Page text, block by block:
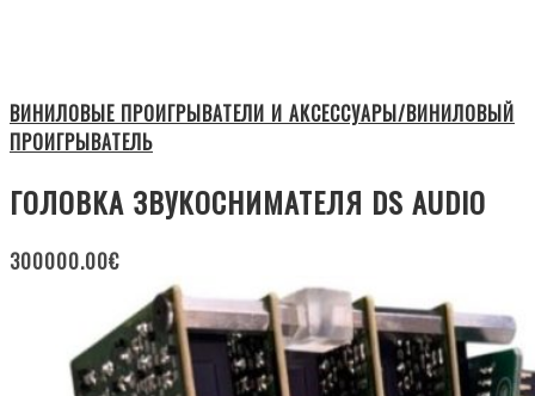
ВИНИЛОВЫЕ ПРОИГРЫВАТЕЛИ И АКСЕССУАРЫ/ВИНИЛОВЫЙ
ПРОИГРЫВАТЕЛЬ
ГОЛОВКА ЗВУКОСНИМАТЕЛЯ DS AUDIO
300000.00€